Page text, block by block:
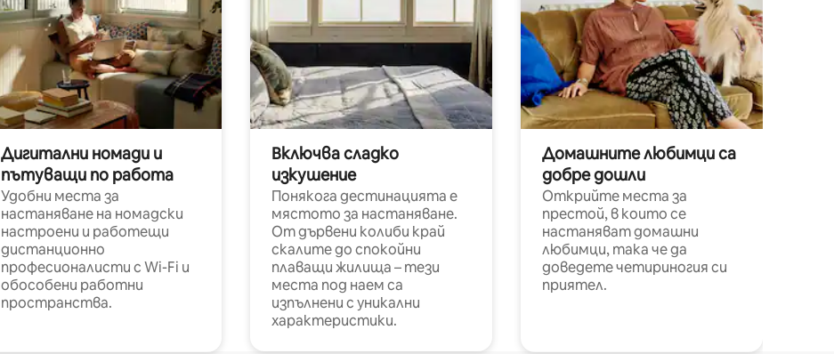
Дигитални номади и
пътуващи по работа
Удобни места за
настаняване на номадски
настроени и работещи
дистанционно
професионалисти с Wi-Fi и
обособени работни
пространства.
Включва сладко
изкушение
Понякога дестинацията е
мястото за настаняване.
От дървени колиби край
скалите до спокойни
плаващи жилища – тези
места под наем са
изпълнени с уникални
характеристики.
Домашните любимци са
добре дошли
Открийте места за
престой, в които се
настаняват домашни
любимци, така че да
доведете четириногия си
приятел.